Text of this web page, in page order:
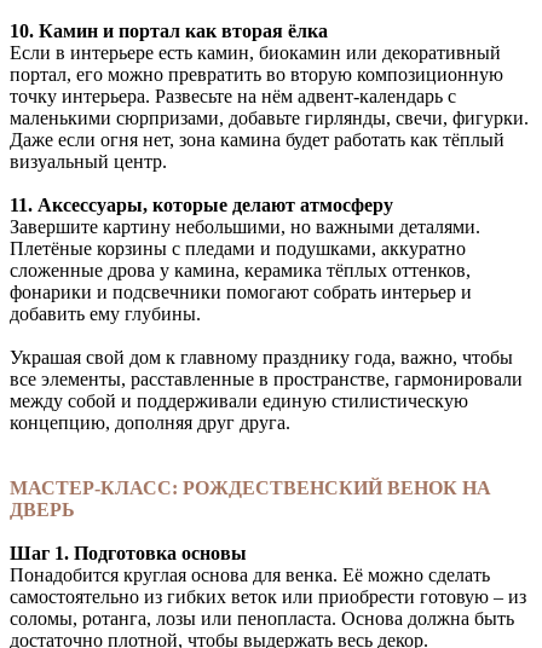
10. Камин и портал как вторая ёлка
Если в интерьере есть камин, биокамин или декоративный
портал, его можно превратить во вторую композиционную
точку интерьера. Развесьте на нём адвент-календарь с
маленькими сюрпризами, добавьте гирлянды, свечи, фигурки.
Даже если огня нет, зона камина будет работать как тёплый
визуальный центр.
11. Аксессуары, которые делают атмосферу
Завершите картину небольшими, но важными деталями.
Плетёные корзины с пледами и подушками, аккуратно
сложенные дрова у камина, керамика тёплых оттенков,
фонарики и подсвечники помогают собрать интерьер и
добавить ему глубины.
Украшая свой дом к главному празднику года, важно, чтобы
все элементы, расставленные в пространстве, гармонировали
между собой и поддерживали единую стилистическую
концепцию, дополняя друг друга.
МАСТЕР-КЛАСС: РОЖДЕСТВЕНСКИЙ ВЕНОК НА
ДВЕРЬ
Шаг 1. Подготовка основы
Понадобится круглая основа для венка. Её можно сделать
самостоятельно из гибких веток или приобрести готовую – из
соломы, ротанга, лозы или пенопласта. Основа должна быть
достаточно плотной, чтобы выдержать весь декор.